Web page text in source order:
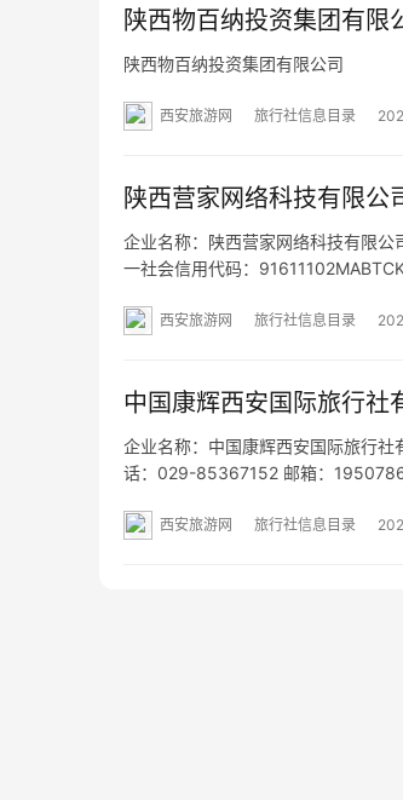
陕西物百纳投资集团有限
陕西物百纳投资集团有限公司
西安旅游网 旅行社信息目录
陕西营家网络科技有限公
企业名称：陕西营家网络科技有限
一社会信用代码：
西安旅游网 旅行社信息目录
中国康辉西安国际旅行社
企业名称：中国康辉西安国际旅行
话：029-85367152 邮箱：
西安旅游网 旅行社信息目录